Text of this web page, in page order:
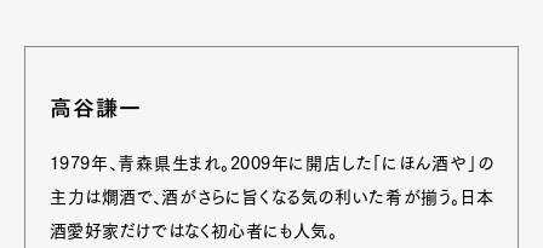
高谷謙一
1979年、青森県生まれ。2009年に開店した「にほん酒や」の
主力は燗酒で、酒がさらに旨くなる気の利いた肴が揃う。日本
酒愛好家だけではなく初心者にも人気。